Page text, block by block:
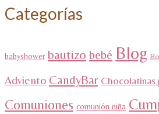
Categorías
babyshower bautizo bebé Blog
Adviento CandyBar Chocolatinas
Comuniones comunión niña